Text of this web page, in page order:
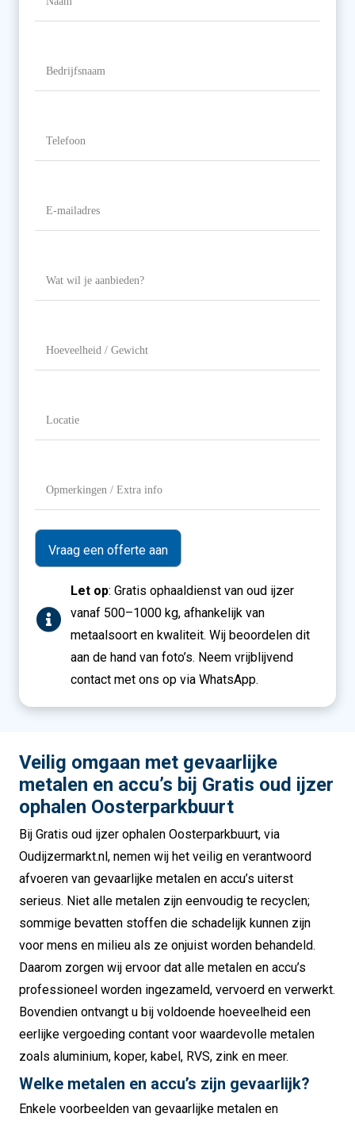
Bedrijfsnaam
Telefoon
Wat
Hoeveelheid
Locatie
Opmerkingen
Extra
info
Let op: Gratis ophaaldienst van oud ijzer
vanaf 500–1000 kg, afhankelijk van
metaalsoort en kwaliteit. Wij beoordelen dit
aan de hand van foto’s. Neem vrijblijvend
contact met ons op via WhatsApp.
Veilig omgaan met gevaarlijke
metalen en accu’s bij Gratis oud ijzer
ophalen Oosterparkbuurt
Bij Gratis oud ijzer ophalen Oosterparkbuurt, via
Oudijzermarkt.nl, nemen wij het veilig en verantwoord
afvoeren van gevaarlijke metalen en accu’s uiterst
serieus. Niet alle metalen zijn eenvoudig te recyclen;
sommige bevatten stoffen die schadelijk kunnen zijn
voor mens en milieu als ze onjuist worden behandeld.
Daarom zorgen wij ervoor dat alle metalen en accu’s
professioneel worden ingezameld, vervoerd en verwerkt.
Bovendien ontvangt u bij voldoende hoeveelheid een
eerlijke vergoeding contant voor waardevolle metalen
zoals aluminium, koper, kabel, RVS, zink en meer.
Welke metalen en accu’s zijn gevaarlijk?
Enkele voorbeelden van gevaarlijke metalen en